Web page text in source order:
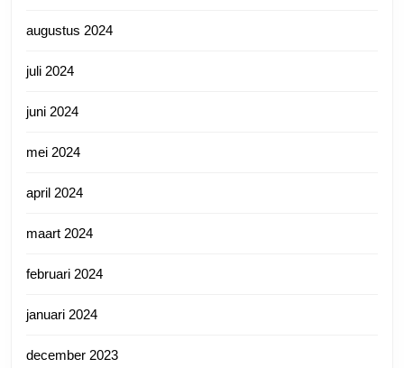
augustus 2024
juli 2024
juni 2024
mei 2024
april 2024
maart 2024
februari 2024
januari 2024
december 2023